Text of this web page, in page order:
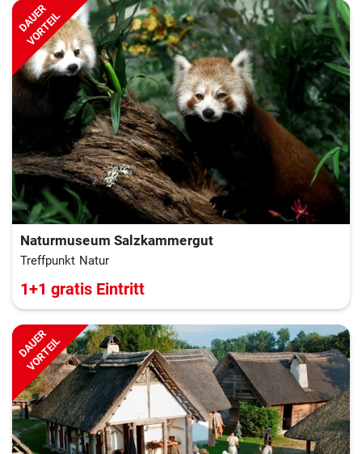
DAUER
VORTEIL
Naturmuseum Salzkammergut
Treffpunkt Natur
1+1 gratis Eintritt
DAUER
VORTEIL